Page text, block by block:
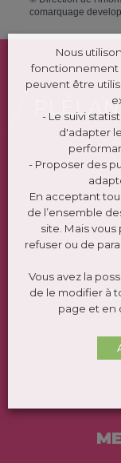
comarquage
Nous
fonctionnement
peuvent être
- Le suivi
d'adapter
- Proposer des
En acceptant
de l’ensemble
site. Mais
refuser ou de
Vous avez la
de le modifier à
page et en